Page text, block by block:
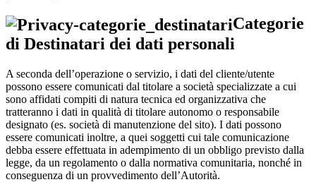
Categorie
di Destinatari dei dati personali
A seconda dell’operazione o servizio, i dati del cliente/utente
possono essere comunicati dal titolare a società specializzate a cui
sono affidati compiti di natura tecnica ed organizzativa che
tratteranno i dati in qualità di titolare autonomo o responsabile
designato (es. società di manutenzione del sito). I dati possono
essere comunicati inoltre, a quei soggetti cui tale comunicazione
debba essere effettuata in adempimento di un obbligo previsto dalla
legge, da un regolamento o dalla normativa comunitaria, nonché in
conseguenza di un provvedimento dell’Autorità.